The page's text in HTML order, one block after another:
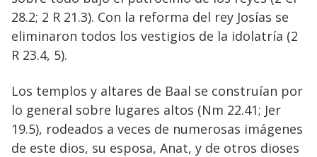
28.2; 2 R 21.3). Con la reforma del rey Josías se
eliminaron todos los vestigios de la idolatría (2
R 23.4, 5).
Los templos y altares de Baal se construían por
lo general sobre lugares altos (Nm 22.41; Jer
19.5), rodeados a veces de numerosas imágenes
de este dios, su esposa, Anat, y de otros dioses